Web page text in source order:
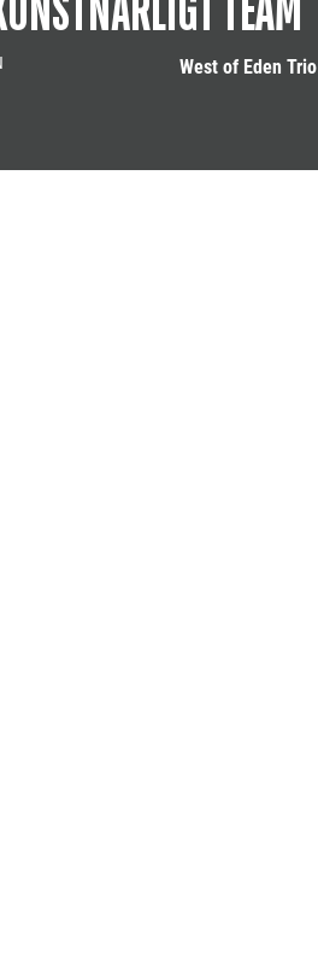
TEAM
West of Eden Trio